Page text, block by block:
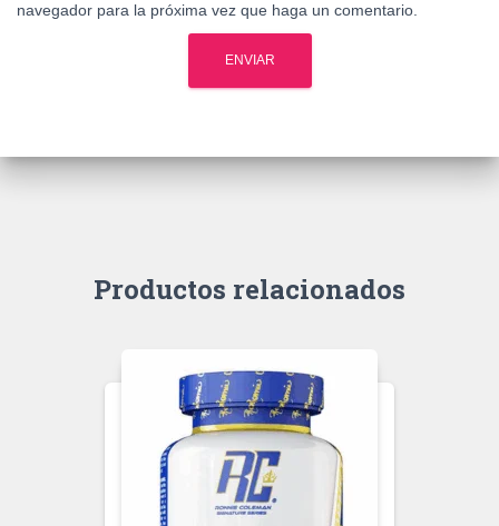
navegador para la próxima vez que haga un comentario.
Productos relacionados